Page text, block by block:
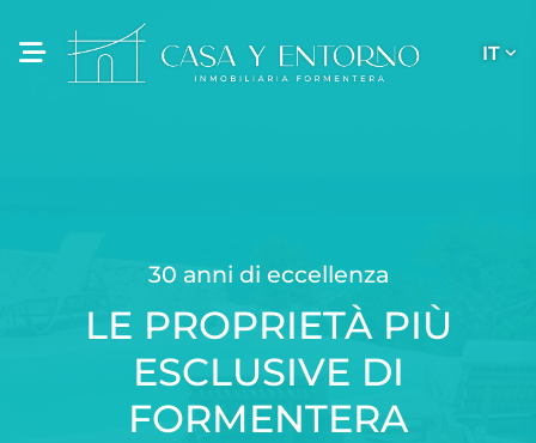
IT
LE PROPRIETÀ PIÙ
ESCLUSIVE DI
FORMENTERA
30 anni di eccellenza